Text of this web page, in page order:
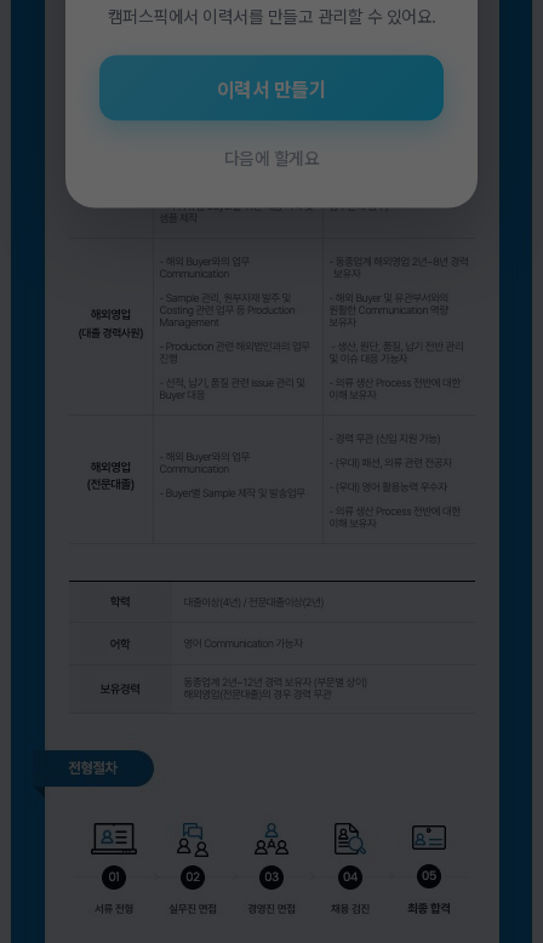
캠퍼스픽에서 이력서를 만들고 관리할 수 있어요.
이력서 만들기
다음에 할게요